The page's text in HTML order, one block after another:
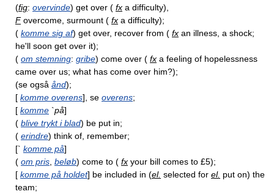
(fig: overvinde) get over ( fx a difficulty),
Fovercome, surmount ( fx a difficulty);
( komme sig af) get over, recover from ( fx an illness, a shock;
he'll soon get over it);
( om stemning: gribe) come over ( fx a feeling of hopelessness
came over us; what has come over him?);
(se også ånd);
[ komme overens], se overens;
[ komme `på]
( blive trykt i blad) be put in;
( erindre) think of, remember;
[` komme på]
( om pris beløb) come to ( fx your bill comes to £5);
[ komme på holdet] be included in (el. selected for el. put on) the
team;